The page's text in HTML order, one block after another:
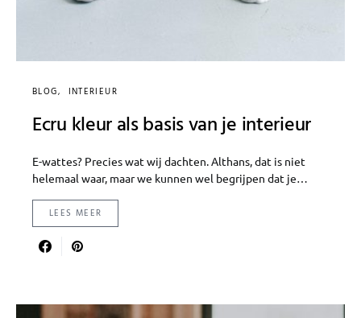
BLOG INTERIEUR
Ecru kleur als basis van je interieur
E-wattes? Precies wat wij dachten. Althans, dat is niet
helemaal waar, maar we kunnen wel begrijpen dat je…
LEES MEER